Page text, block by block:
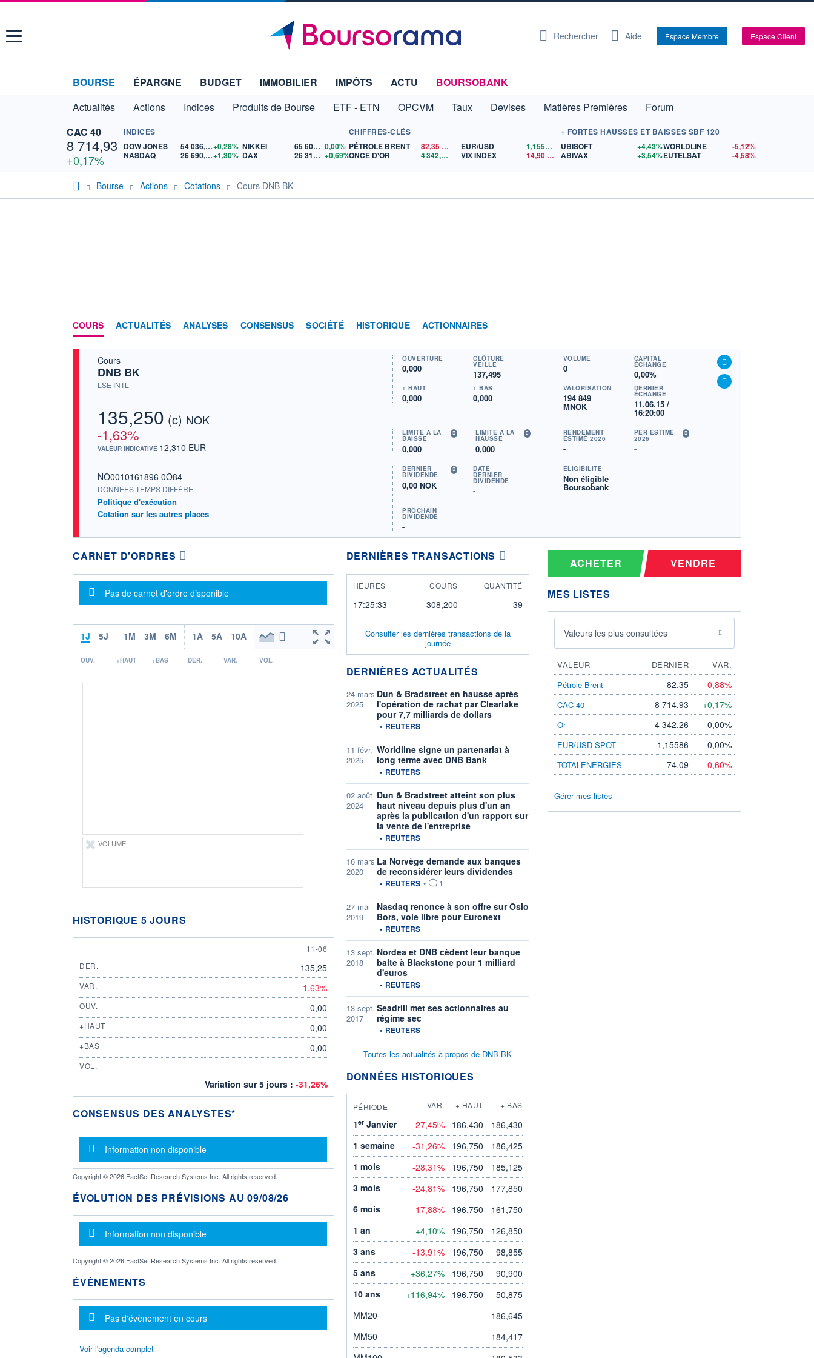
Menu Rechercher Aide Espace Membre Espace Client
BOURSE ÉPARGNE BUDGET IMMOBILIER IMPÔTS ACTU
BOURSOBANK
Actualités
Actions Indices Produits de Bourse ETF - ETN OPCVM Taux Devises Matières Premières
Forum
CAC 40
8 714,93
+0,17%
INDICES
DOW JONES
54 036,93+0,28%
NASDAQ
26 690,62+1,30%
NIKKEI 65 606,71 0,00%
DAX
26 319,45 +0,69%
CHIFFRES-CLÉS
PÉTROLE BRENT
82,35$US
ONCE D'OR
4 342,26 $US
EUR/USD 1,1559$US
VIX INDEX
14,90
+ FORTES HAUSSES ET BAISSES SBF 120
UBISOFT
+4,43%
ABIVAX
+3,54%
WORLDLINE
-5,12%
EUTELSAT
-4,58%
Bourse Actions Cotations Cours DNB BK
COURS ACTUALITÉS ANALYSES CONSENSUS SOCIÉTÉ HISTORIQUE ACTIONNAIRES
Cours
DNB BK
LSE INTL
135,250 (c) NOK
-1,63%
VALEUR INDICATIVE 12,310 EUR
NO0010161896 0O84
DONNÉES TEMPS DIFFÉRÉ
Politique d'exécution
Cotation sur les autres places
OUVERTURE
0,000
CLÔTURE
VEILLE
137,495
+ HAUT
0,000
+ BAS
0,000
VOLUME
0
CAPITAL
ÉCHANGÉ
0,00%
VALORISATION
194 849
MNOK
DERNIER
ÉCHANGE
11.06.15 /
16:20:00
LIMITE À LA
BAISSE
0,000
LIMITE À LA
HAUSSE
0,000
RENDEMENT
ESTIMÉ 2026
-
PER ESTIMÉ
2026
-
DERNIER
DIVIDENDE
0,00 NOK
DATE
DERNIER
DIVIDENDE
-
PROCHAIN
DIVIDENDE
-
ÉLIGIBILITÉ
Non éligible
Boursobank
CARNET D'ORDRES
Message d'information
Pas de carnet d'ordre disponible
1J 5J 1M 3M 6M 1A 5A 10A
OUV. +HAUT +BAS DER. VAR. VOL.
VOLUME
HISTORIQUE 5 JOURS
11 JUNE
11-06
DER.
135,25
VAR. -1,63%
OUV. 0,00
+HAUT 0,00
+BAS 0,00
VOL.
-
Variation sur 5 jours : -31,26%
CONSENSUS DES ANALYSTES*
Message d'information
Information non disponible
Copyright © 2026 FactSet Research Systems Inc. All rights reserved.
ÉVOLUTION DES PRÉVISIONS AU 09/08/26
Message d'information
Information non disponible
Copyright © 2026 FactSet Research Systems Inc. All rights reserved.
ÉVÈNEMENTS
Message d'information
Pas d'évènement en cours
Voir l'agenda complet
DERNIÈRES TRANSACTIONS
HEURES COURS QUANTITÉ
17:25:33 308,200 39
Consulter les dernières transactions de la
journée
DERNIÈRES ACTUALITÉS
24 mars
2025
Dun & Bradstreet en hausse après
l'opération de rachat par Clearlake
pour 7,7 milliards de dollars
information fournie par
• REUTERS
11 févr.
2025
Worldline signe un partenariat à
long terme avec DNB Bank
information fournie par
• REUTERS
02 août
2024
Dun & Bradstreet atteint son plus
haut niveau depuis plus d'un an
après la publication d'un rapport sur
la vente de l'entreprise
information fournie par
• REUTERS
16 mars
2020
La Norvège demande aux banques
de reconsidérer leurs dividendes
information fournie par
• REUTERS • 1
27 mai
2019
Nasdaq renonce à son offre sur Oslo
Bors, voie libre pour Euronext
information fournie par
• REUTERS
13 sept.
2018
Nordea et DNB cèdent leur banque
balte à Blackstone pour 1 milliard
d'euros
information fournie par
• REUTERS
13 sept.
2017
Seadrill met ses actionnaires au
régime sec
information fournie par
• REUTERS
Toutes les actualités à propos de DNB BK
DONNÉES HISTORIQUES
PÉRIODE VAR. + HAUT + BAS
1erJanvier -27,45% 186,430
186,430
1 semaine
-31,26% 196,750
186,425
1 mois
-28,31% 196,750
185,125
3 mois
-24,81% 196,750
177,850
6 mois
-17,88% 196,750
161,750
1 an
+4,10% 196,750
126,850
3 ans
-13,91% 196,750
98,855
5 ans
+36,27% 196,750
90,900
10 ans
+116,94% 196,750
50,875
MM20
186,645
MM50
184,417
ACHETER VENDRE
MES LISTES
Valeurs les plus consultées
VALEUR DERNIER
VAR.
Pétrole Brent
82,35 -0,88%
CAC 40 8 714,93 +0,17%
Or 4 342,26 0,00%
EUR/USD SPOT 1,15586 0,00%
TOTALENERGIES 74,09 -0,60%
Gérer mes listes